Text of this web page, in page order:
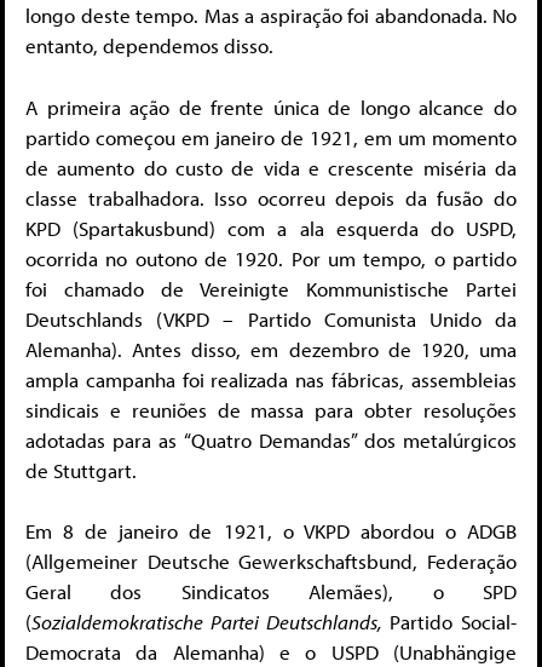
longo deste tempo. Mas a aspiração foi abandonada. No
entanto, dependemos disso.
A primeira ação de frente única de longo alcance do
partido começou em janeiro de 1921, em um momento
de aumento do custo de vida e crescente miséria da
classe trabalhadora. Isso ocorreu depois da fusão do
KPD (Spartakusbund) com a ala esquerda do USPD,
ocorrida no outono de 1920. Por um tempo, o partido
foi chamado de Vereinigte Kommunistische Partei
Deutschlands (VKPD – Partido Comunista Unido da
Alemanha). Antes disso, em dezembro de 1920, uma
ampla campanha foi realizada nas fábricas, assembleias
sindicais e reuniões de massa para obter resoluções
adotadas para as “Quatro Demandas” dos metalúrgicos
de Stuttgart.
Em 8 de janeiro de 1921, o VKPD abordou o ADGB
(Allgemeiner Deutsche Gewerkschaftsbund, Federação
Geral dos Sindicatos Alemães), o SPD
(Sozialdemokratische Partei Deutschlands, Partido Social-
Democrata da Alemanha) e o USPD (Unabhängige